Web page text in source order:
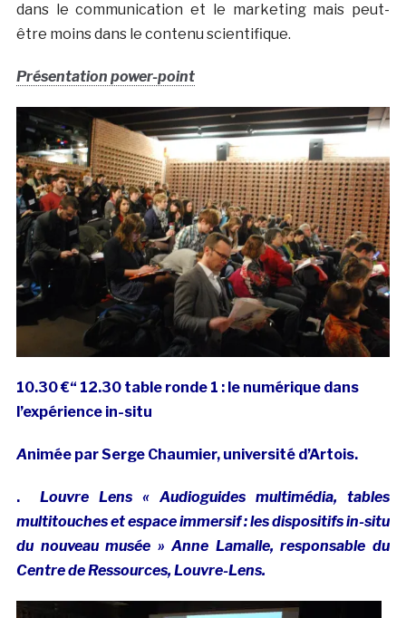
dans le communication et le marketing mais peut-
être moins dans le contenu scientifique.
Présentation power-point
10.30 €“ 12.30 table ronde 1 : le numérique dans
l’expérience in-situ
Animée par Serge Chaumier, université d’Artois.
. Louvre Lens « Audioguides multimédia, tables
multitouches et espace immersif : les dispositifs in-situ
du nouveau musée » Anne Lamalle, responsable du
Centre de Ressources, Louvre-Lens.